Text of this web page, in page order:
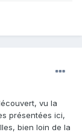
vu la
présentées ici,
bien loin de la